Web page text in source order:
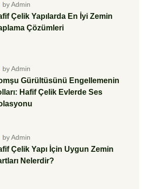
by Admin
Çelik Yapılarda En İyi Zemin
Çözümleri
by Admin
Gürültüsünü Engellemenin
Hafif Çelik Evlerde Ses
by Admin
Çelik Yapı İçin Uygun Zemin
Nelerdir?